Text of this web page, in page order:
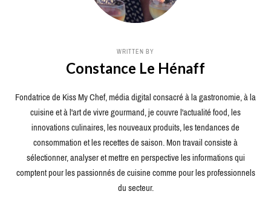
WRITTEN BY
Constance Le Hénaff
Fondatrice de Kiss My Chef, média digital consacré à la gastronomie, à la
cuisine et à l'art de vivre gourmand, je couvre l'actualité food, les
innovations culinaires, les nouveaux produits, les tendances de
consommation et les recettes de saison. Mon travail consiste à
sélectionner, analyser et mettre en perspective les informations qui
comptent pour les passionnés de cuisine comme pour les professionnels
du secteur.